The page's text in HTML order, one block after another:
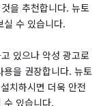
을 추천합니다. 뉴토
실 수 있습니다.
있으나 악성 광고로
용을 권장합니다. 뉴토
치하시면 더욱 안전
수 있습니다.